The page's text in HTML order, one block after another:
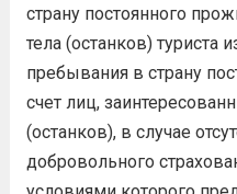
страну постоянного
тела (останков) туриста
пребывания в страну
счет лиц,
(останков), в случае
добровольного